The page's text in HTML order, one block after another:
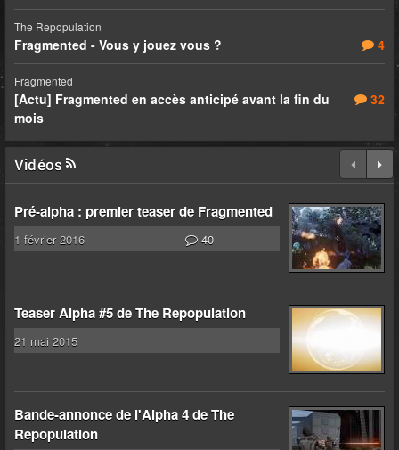
The Repopulation
4
Fragmented - Vous y jouez vous ?
Fragmented
32
[Actu] Fragmented en accès anticipé avant la fin du
mois
Vidéos
Pré-alpha : premier teaser de Fragmented
1 février 2016 40
Teaser Alpha #5 de The Repopulation
21 mai 2015
Bande-annonce de l'Alpha 4 de The
Repopulation